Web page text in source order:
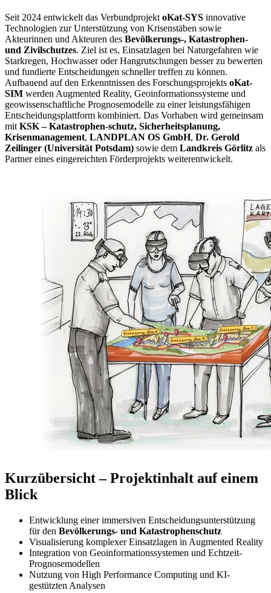
Seit 2024 entwickelt das Verbundprojekt oKat-SYS innovative
Technologien zur Unterstützung von Krisenstäben sowie
Akteurinnen und Akteuren des Bevölkerungs-, Katastrophen-
und Zivilschutzes. Ziel ist es, Einsatzlagen bei Naturgefahren wie
Starkregen, Hochwasser oder Hangrutschungen besser zu bewerten
und fundierte Entscheidungen schneller treffen zu können.
Aufbauend auf den Erkenntnissen des Forschungsprojekts oKat-
SIM werden Augmented Reality, Geoinformationssysteme und
geowissenschaftliche Prognosemodelle zu einer leistungsfähigen
Entscheidungsplattform kombiniert. Das Vorhaben wird gemeinsam
mit KSK – Katastrophen-schutz, Sicherheitsplanung,
Krisenmanagement, LANDPLAN OS GmbH, Dr. Gerold
Zeilinger (Universität Potsdam) sowie dem Landkreis Görlitz als
Partner eines eingereichten Förderprojekts weiterentwickelt.
Kurzübersicht – Projektinhalt auf einem
Blick
Entwicklung einer immersiven Entscheidungsunterstützung
für den Bevölkerungs- und Katastrophenschutz
Visualisierung komplexer Einsatzlagen in Augmented Reality
Integration von Geoinformationssystemen und Echtzeit-
Prognosemodellen
Nutzung von High Performance Computing und KI-
gestützten Analysen